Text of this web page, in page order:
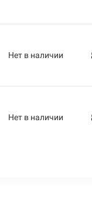
Нет в наличии
Нет в наличии